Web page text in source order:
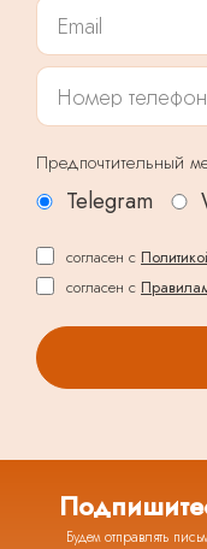
Предпочтительный
Telegram
согласен с
согласен с
Будем отправлять